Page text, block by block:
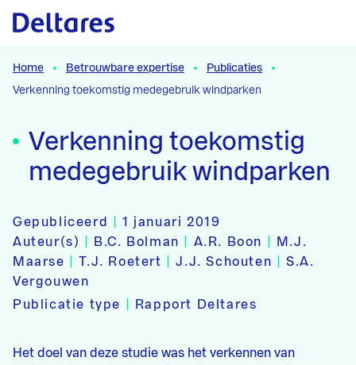
Naar hoofdcontent
Home Betrouwbare expertise
Publicaties
Verkenning toekomstig medegebruik windparken
Verkenning toekomstig
medegebruik windparken
Gepubliceerd |1 januari 2019
Auteur(s)
B.C. Bolman A.R. Boon
M.J.
Maarse
|T.J. Roetert |J.J. Schouten |S.A.
Vergouwen
Publicatie type
Rapport Deltares
Het doel van deze studie was het verkennen van